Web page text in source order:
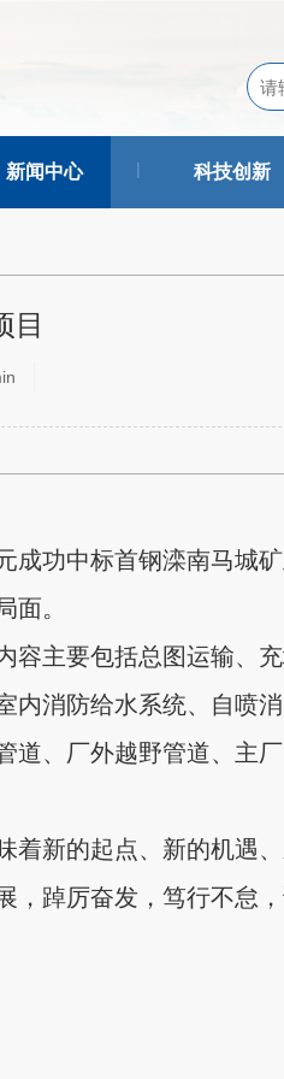
新闻中心 | 科技创新
目
成功中标首钢滦南马城
面。
容主要包括总图运输、
消防给水系统、自喷
道、厂外越野管道、主
着新的起点、新的机遇
踔厉奋发，笃行不怠，